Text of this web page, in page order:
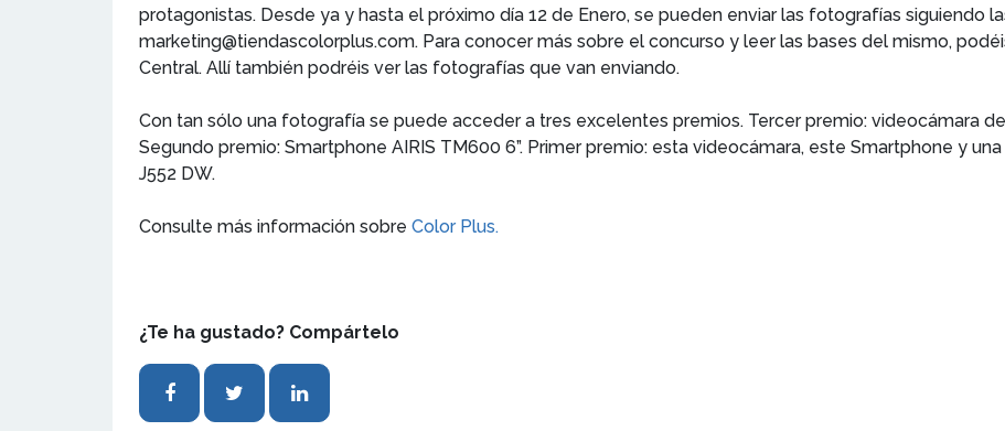
protagonistas. Desde ya y hasta el próximo día 12 de Enero, se pueden enviar las fotografías siguiendo
marketing@tiendascolorplus.com. Para conocer más sobre el concurso y leer las bases del mismo,
Central. Allí también podréis ver las fotografías que van enviando.
Con tan sólo una fotografía se puede acceder a tres excelentes premios. Tercer premio: videocámara
Segundo premio: Smartphone AIRIS TM600 6”. Primer premio: esta videocámara, este Smartphone y
J552 DW.
Consulte más información sobre Color Plus.
¿Te ha gustado? Compártelo